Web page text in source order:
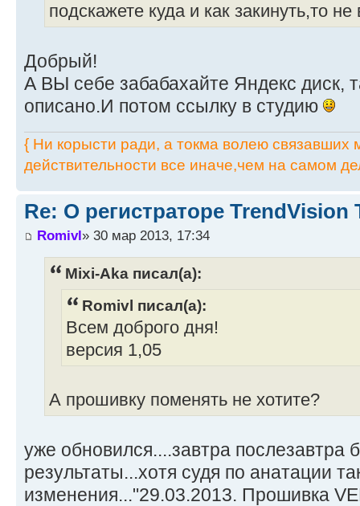
подскажете куда и как закинуть,то не
Добрый!
А ВЫ себе забабахайте Яндекс диск,
описано.И потом ссылку в студию
{ Ни корысти ради, а токма волею связавших
действительности все иначе,чем на самом
Re: О регистраторе TrendVision
Romivl» 30 мар 2013, 17:34
Mixi-Aka писал(а):
Romivl писал(а):
Всем доброго дня!
версия 1,05
А прошивку поменять не хотите?
уже обновился....завтра послезавтра
результаты...хотя судя по анатации
изменения..."29.03.2013. Прошивка